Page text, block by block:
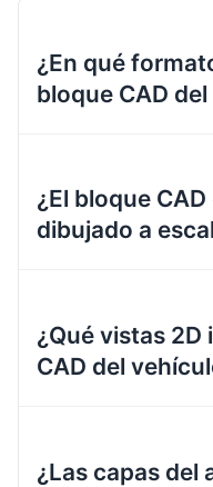
¿En qué
bloque CAD
¿El bloque
dibujado a
¿Qué vistas
CAD del
¿Las capas del